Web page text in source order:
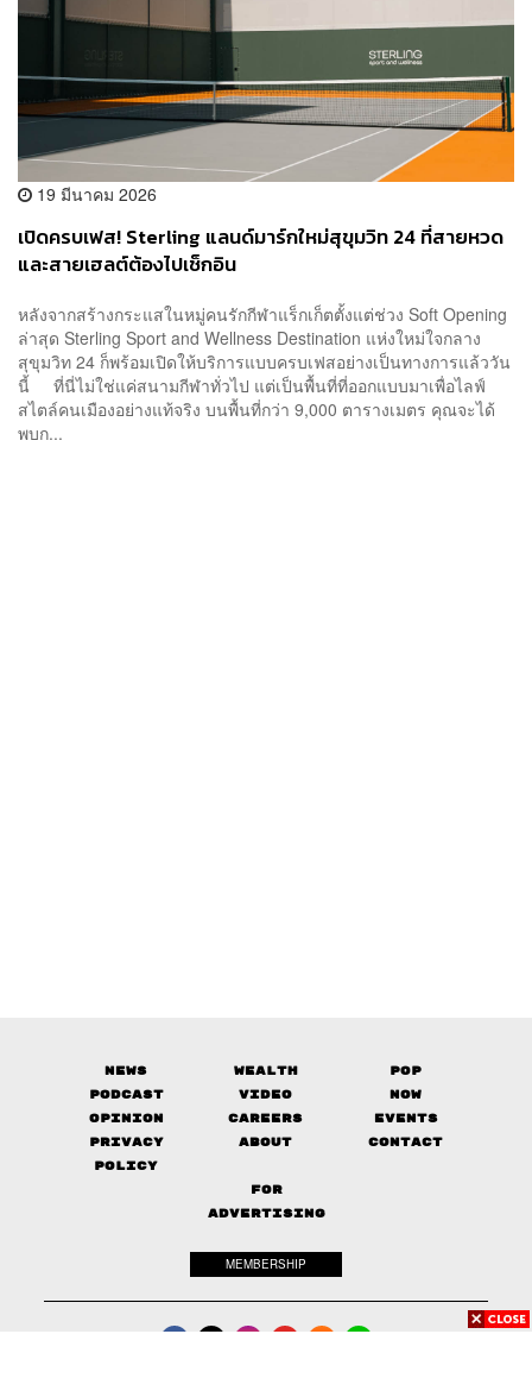
19 มีนาคม 2026
เปิดครบเฟส! Sterling แลนด์มาร์กใหม่สุขุมวิท 24 ที่สายหวด
และสายเฮลต์ต้องไปเช็กอิน
หลังจากสร้างกระแสในหมู่คนรักกีฬาแร็กเก็ตตั้งแต่ช่วง Soft Opening
ล่าสุด Sterling Sport and Wellness Destination แห่งใหม่ใจกลาง
สุขุมวิท 24 ก็พร้อมเปิดให้บริการแบบครบเฟสอย่างเป็นทางการแล้ววัน
นี้ ที่นี่ไม่ใช่แค่สนามกีฬาทั่วไป แต่เป็นพื้นที่ที่ออกแบบมาเพื่อไลฟ์
สไตล์คนเมืองอย่างแท้จริง บนพื้นที่กว่า 9,000 ตารางเมตร คุณจะได้
พบก...
News Wealth
Pop
Podcast
Video
Now
Opinion
Careers
Events
Privacy
Policy
About Contact
FOR
ADVERTISING
MEMBERSHIP